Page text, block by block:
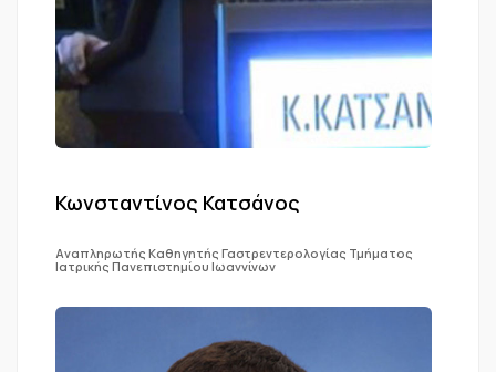
Κωνσταντίνος Κατσάνος
Αναπληρωτής Καθηγητής Γαστρεντερολογίας Τμήματος
Ιατρικής Πανεπιστημίου Ιωαννίνων